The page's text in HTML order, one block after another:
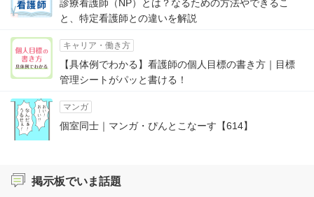
診療看護師（NP）とは？なるための方法やできるこ
と、特定看護師との違いを解説
キャリア・働き方
【具体例でわかる】看護師の個人目標の書き方｜目標
管理シートがパッと書ける！
マンガ
個室同士｜マンガ・ぴんとこなーす【614】
掲示板でいま話題